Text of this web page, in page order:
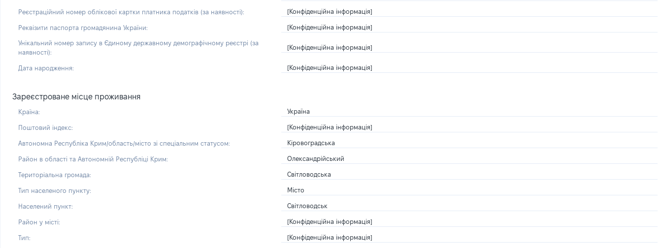
Реєстраційний номер облікової картки платника податків (за наявності): [Конфіденційна інформація]
Реквізити паспорта громадянина України: [Конфіденційна інформація]
Унікальний номер запису в Єдиному державному демографічному реєстрі (за
наявності):
[Конфіденційна інформація]
Дата народження: [Конфіденційна інформація]
Зареєстроване місце проживання
Країна: Україна
Поштовий індекс: [Конфіденційна інформація]
Автономна Республіка Крим/область/місто зі спеціальним статусом: Кіровоградська
Район в області та Автономній Республіці Крим: Олександрійський
Територіальна громада: Світловодська
Тип населеного пункту: Місто
Населений пункт: Світловодськ
Район у місті: [Конфіденційна інформація]
Тип: [Конфіденційна інформація]